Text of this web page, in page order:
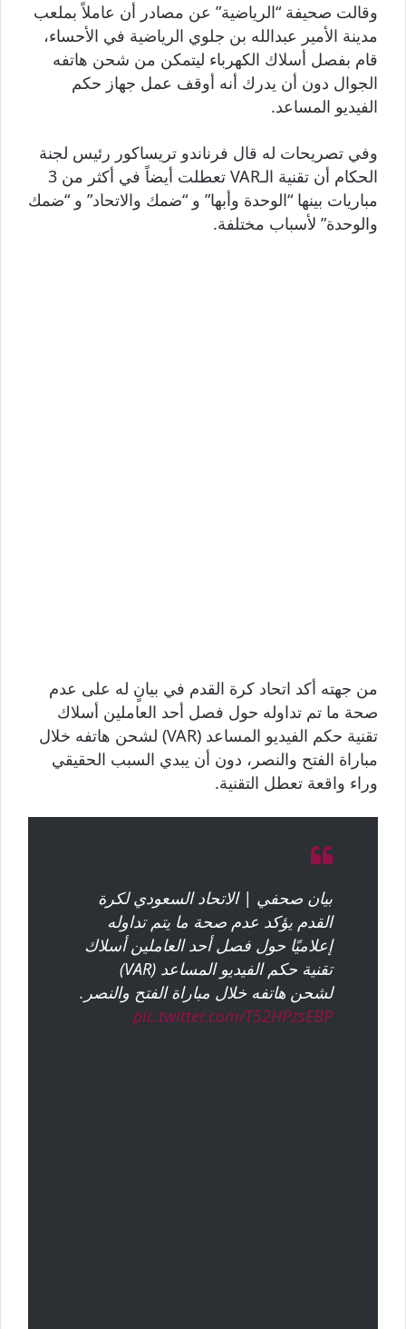
وقالت صحيفة “الرياضية” عن مصادر أن عاملاً بملعب
مدينة الأمير عبدالله بن جلوي الرياضية في الأحساء،
قام بفصل أسلاك الكهرباء ليتمكن من شحن هاتفه
الجوال دون أن يدرك أنه أوقف عمل جهاز حكم
الفيديو المساعد.
وفي تصريحات له قال فرناندو تريساكور رئيس لجنة
الحكام أن تقنية الـVAR تعطلت أيضاً في أكثر من 3
مباريات بينها “الوحدة وأبها” و “ضمك والاتحاد” و “ضمك
والوحدة” لأسباب مختلفة.
من جهته أكد اتحاد كرة القدم في بيانٍ له على عدم
صحة ما تم تداوله حول فصل أحد العاملين أسلاك
تقنية حكم الفيديو المساعد (VAR) لشحن هاتفه خلال
مباراة الفتح والنصر، دون أن يبدي السبب الحقيقي
وراء واقعة تعطل التقنية.
بيان صحفي | الاتحاد السعودي لكرة
القدم يؤكد عدم صحة ما يتم تداوله
إعلاميًا حول فصل أحد العاملين أسلاك
تقنية حكم الفيديو المساعد (VAR)
لشحن هاتفه خلال مباراة الفتح والنصر.
pic.twitter.com/T52HPzsEBP